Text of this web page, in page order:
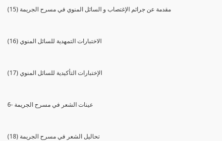
(15) مقدمة عن جرائم الإغتصاب و السائل المنوي في مسرح الجريمة
(16) الاختبارات التمهدية للسائل المنوي
(17) الإختبارات التأكيدية للسائل المنوي
6- عينات الشعر في مسرح الجريمة
(18) تحاليل الشعر في مسرح الجريمة